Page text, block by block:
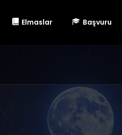
Elmaslar Başvuru